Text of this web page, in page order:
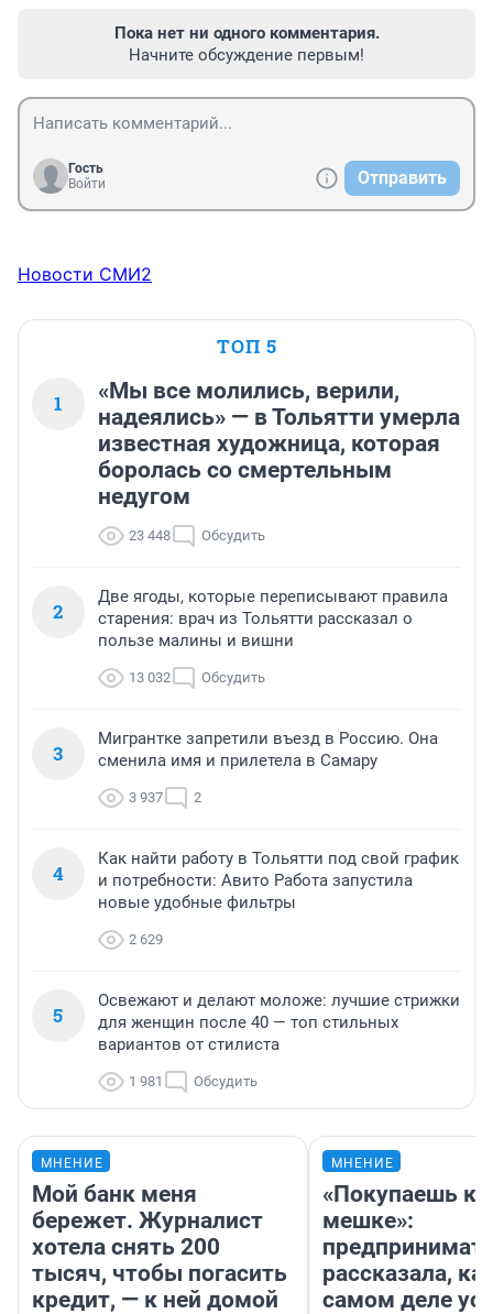
Пока нет ни одного комментария.
Начните обсуждение первым!
Гость
Войти
Отправить
Новости СМИ2
ТОП 5
1
«Мы все молились, верили,
надеялись» — в Тольятти умерла
известная художница, которая
боролась со смертельным
недугом
23 448 Обсудить
2
Две ягоды, которые переписывают правила
старения: врач из Тольятти рассказал о
пользе малины и вишни
13 032 Обсудить
3
Мигрантке запретили въезд в Россию. Она
сменила имя и прилетела в Самару
3 937 2
4
Как найти работу в Тольятти под свой график
и потребности: Авито Работа запустила
новые удобные фильтры
2 629
5
Освежают и делают моложе: лучшие стрижки
для женщин после 40 — топ стильных
вариантов от стилиста
1 981 Обсудить
МНЕНИЕ
Мой банк меня
бережет. Журналист
хотела снять 200
тысяч, чтобы погасить
кредит, — к ней домой
МНЕНИЕ
«Покупаешь
мешке»:
рассказала,
самом деле